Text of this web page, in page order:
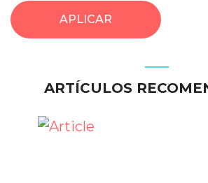
APLICAR
ARTÍCULOS